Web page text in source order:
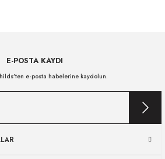
E-POSTA KAYDI
e-posta habelerine kaydolun.